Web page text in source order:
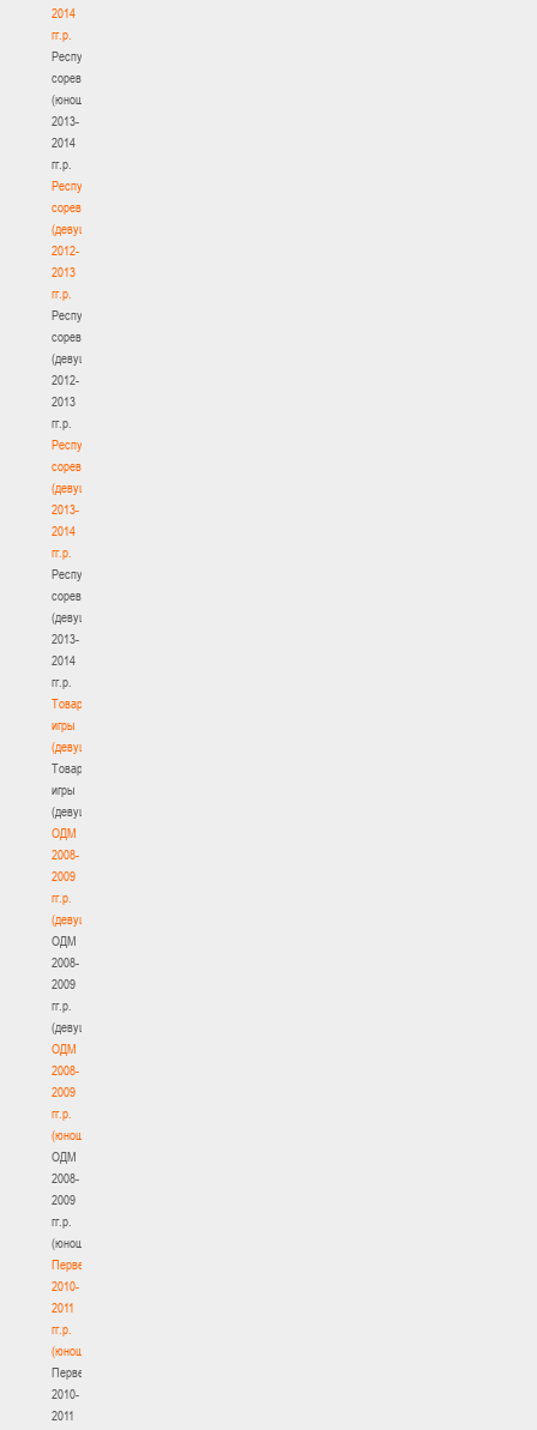
2014
гг.р.
Республиканские
соревнования
(юноши)
2013-
2014
гг.р.
Республиканские
соревнования
(девушки)
2012-
2013
гг.р.
Республиканские
соревнования
(девушки)
2012-
2013
гг.р.
Республиканские
соревнования
(девушки)
2013-
2014
гг.р.
Республиканские
соревнования
(девушки)
2013-
2014
гг.р.
Товарищеские
игры
(девушки)
Товарищеские
игры
(девушки)
ОДМ
2008-
2009
гг.р.
(девушки)
ОДМ
2008-
2009
гг.р.
(девушки)
ОДМ
2008-
2009
гг.р.
(юноши)
ОДМ
2008-
2009
гг.р.
(юноши)
Первенство
2010-
2011
гг.р.
(юноши)
Первенство
2010-
2011